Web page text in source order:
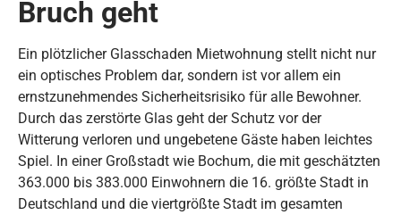
Bruch geht
Ein plötzlicher Glasschaden Mietwohnung stellt nicht nur
ein optisches Problem dar, sondern ist vor allem ein
ernstzunehmendes Sicherheitsrisiko für alle Bewohner.
Durch das zerstörte Glas geht der Schutz vor der
Witterung verloren und ungebetene Gäste haben leichtes
Spiel. In einer Großstadt wie Bochum, die mit geschätzten
363.000 bis 383.000 Einwohnern die 16. größte Stadt in
Deutschland und die viertgrößte Stadt im gesamten